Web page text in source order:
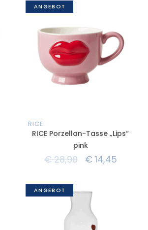
ANGEBOT
RICE
RICE Porzellan-Tasse „Lips“
pink
€28,90 €14,45
ANGEBOT